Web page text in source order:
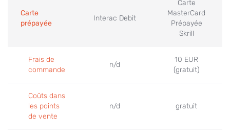
Carte
prépayée
Interac Debit
Carte
MasterCard
Prépayée
Skrill
Frais de
commande
n/d
10 EUR
(gratuit)
Coûts dans
les points
de vente
n/d gratuit